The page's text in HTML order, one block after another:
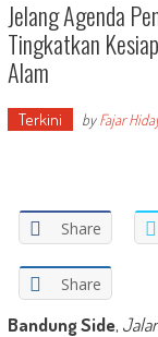
Jelang Agenda
Tingkatkan
Alam
Terkini byFajar
Share
Share
Bandung Side,